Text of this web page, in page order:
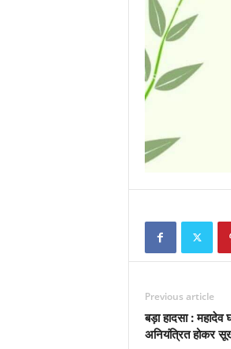
Previous article
बड़ा हादसा : महादेव
अनियंत्रित होकर